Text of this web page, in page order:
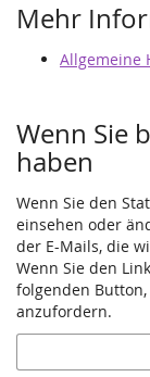
Mehr
Allgemeine
Wenn Sie
haben
Wenn Sie den
einsehen oder
der E-Mails, die
Wenn Sie den
folgenden
anzufordern.